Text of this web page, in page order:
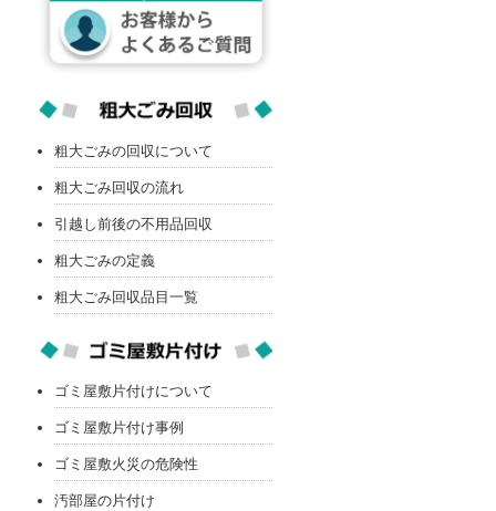
粗大ごみの回収について
粗大ごみ回収の流れ
引越し前後の不用品回収
粗大ごみの定義
粗大ごみ回収品目一覧
ゴミ屋敷片付けについて
ゴミ屋敷片付け事例
ゴミ屋敷火災の危険性
汚部屋の片付け